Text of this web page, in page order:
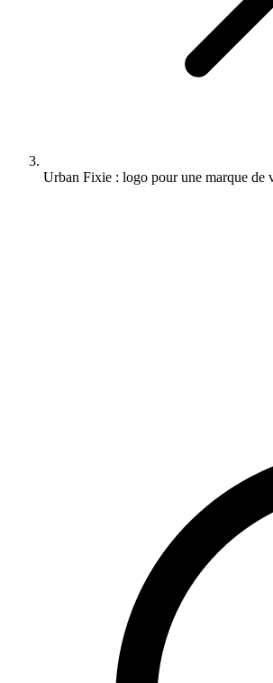
Urban Fixie : logo pour une marque de